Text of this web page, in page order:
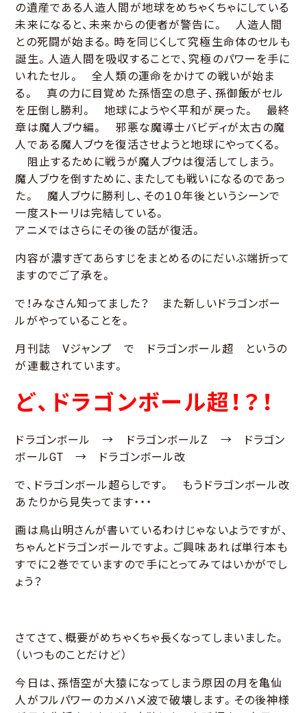
の遺産である人造人間が地球をめちゃくちゃにしている
未来になると、未来からの使者が警告に。 人造人間
との死闘が始まる。時を同じくして究極生命体のセルも
誕生。人造人間を吸収することで、究極のパワーを手に
いれたセル。 全人類の運命をかけての戦いが始ま
る。 真の力に目覚めた孫悟空の息子、孫御飯がセル
を圧倒し勝利。 地球にようやく平和が戻った。 最終
章は魔人ブウ編。 邪悪な魔導士バビディが太古の魔
人である魔人ブウを復活させようと地球にやってくる。
阻止するために戦うが魔人ブウは復活してしまう。
魔人ブウを倒すために、またしても戦いになるのであっ
た。 魔人ブウに勝利し、その１０年後というシーンで
一度ストーリは完結している。
アニメではさらにその後の話が復活。
内容が濃すぎてあらすじをまとめるのにだいぶ端折って
ますのでご了承を。
で！みなさん知ってました？ また新しいドラゴンボー
ルがやっていることを。
月刊誌 Vジャンプ で ドラゴンボール超 というの
が連載されています。
ど、ドラゴンボール超！？！
ドラゴンボール → ドラゴンボールZ → ドラゴン
ボールGT → ドラゴンボール改
で、ドラゴンボール超らしです。 もうドラゴンボール改
あたりから見失ってます・・・
画は鳥山明さんが書いているわけじゃないようですが、
ちゃんとドラゴンボールですよ。ご興味あれば単行本も
すでに２巻でていますので手にとってみてはいかがでし
ょう？
さてさて、概要がめちゃくちゃ長くなってしまいました。
（いつものことだけど）
今日は、孫悟空が大猿になってしまう原因の月を亀仙
人がフルパワーのカメハメ波で破壊します。その後神様